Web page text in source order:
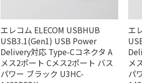
エレコム ELECOM USBHUB
USB3.1(Gen1) USB Power
Delivery対応 Type-Cコネクタ A
メス2ポート Cメス2ポート バス
パワー ブラック U3HC-
エ
メ
パ